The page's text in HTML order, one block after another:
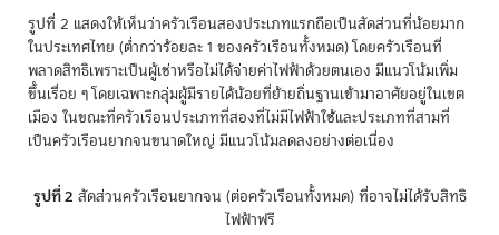
รูปที่ 2 แสดงให้เห็นว่าครัวเรือนสองประเภทแรกถือเป็นสัดส่วนที่น้อยมาก
ในประเทศไทย (ต่ำกว่าร้อยละ 1 ของครัวเรือนทั้งหมด) โดยครัวเรือนที่
พลาดสิทธิเพราะเป็นผู้เช่าหรือไม่ได้จ่ายค่าไฟฟ้าด้วยตนเอง มีแนวโน้มเพิ่ม
ขึ้นเรื่อย ๆ โดยเฉพาะกลุ่มผู้มีรายได้น้อยที่ย้ายถิ่นฐานเข้ามาอาศัยอยู่ในเขต
เมือง ในขณะที่ครัวเรือนประเภทที่สองที่ไม่มีไฟฟ้าใช้และประเภทที่สามที่
เป็นครัวเรือนยากจนขนาดใหญ่ มีแนวโน้มลดลงอย่างต่อเนื่อง
รูปที่ 2 สัดส่วนครัวเรือนยากจน (ต่อครัวเรือนทั้งหมด) ที่อาจไม่ได้รับสิทธิ
ไฟฟ้าฟรี